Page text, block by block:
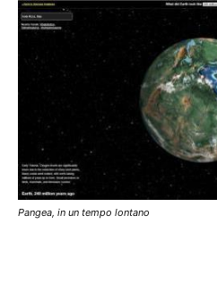
Pangea, in un tempo lontano